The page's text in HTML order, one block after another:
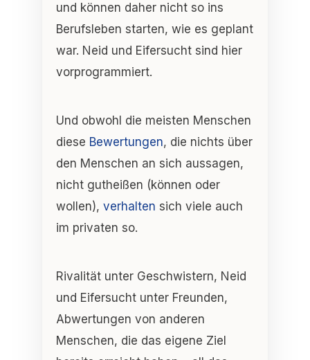
und können daher nicht so ins
Berufsleben starten, wie es geplant
war. Neid und Eifersucht sind hier
vorprogrammiert.
Und obwohl die meisten Menschen
diese Bewertungen, die nichts über
den Menschen an sich aussagen,
nicht gutheißen (können oder
wollen), verhalten sich viele auch
im privaten so.
Rivalität unter Geschwistern, Neid
und Eifersucht unter Freunden,
Abwertungen von anderen
Menschen, die das eigene Ziel